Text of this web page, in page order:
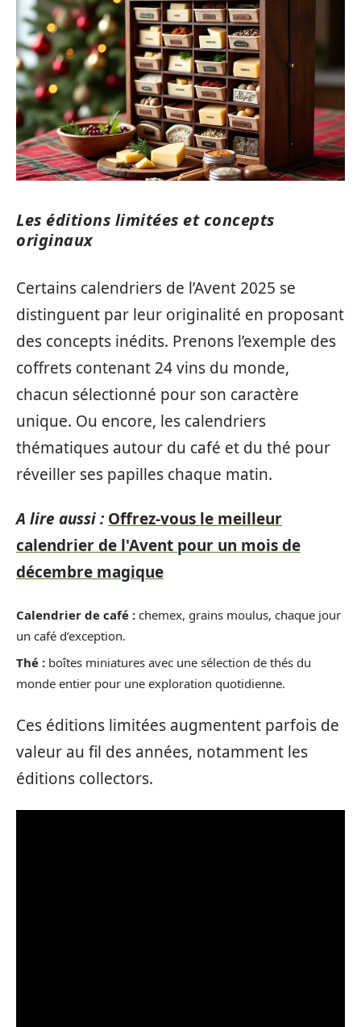
Les éditions limitées et concepts
originaux
Certains calendriers de l’Avent 2025 se
distinguent par leur originalité en proposant
des concepts inédits. Prenons l’exemple des
coffrets contenant 24 vins du monde,
chacun sélectionné pour son caractère
unique. Ou encore, les calendriers
thématiques autour du café et du thé pour
réveiller ses papilles chaque matin.
A lire aussi : Offrez-vous le meilleur
calendrier de l'Avent pour un mois de
décembre magique
Calendrier de café : chemex, grains moulus, chaque jour
un café d’exception.
Thé : boîtes miniatures avec une sélection de thés du
monde entier pour une exploration quotidienne.
Ces éditions limitées augmentent parfois de
valeur au fil des années, notamment les
éditions collectors.